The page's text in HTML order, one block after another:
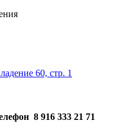
60, стр. 1
8 916 333 21 71